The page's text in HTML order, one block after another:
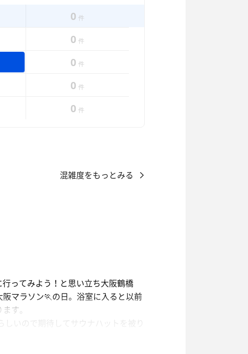
0 件
0 件
0 件
0 件
0 件
混雑度をもっとみる
ってみよう！と思い立ち大阪鶴橋
マラソン🏃の日。浴室に入ると以前
す。
いので期待してサウナハットを被り